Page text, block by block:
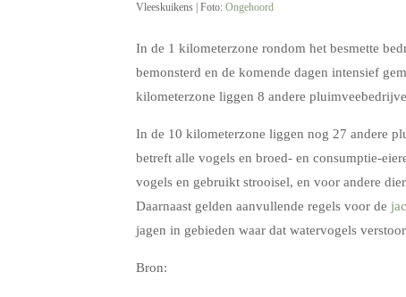
Vleeskuikens | Foto: Ongehoord
In de 1 kilometerzone rondom het besmette
bemonsterd en de komende dagen intensief
kilometerzone liggen 8 andere
In de 10 kilometerzone liggen nog 27 andere
betreft alle vogels en broed- en consumptie-
vogels en gebruikt strooisel, en voor andere
Daarnaast gelden aanvullende regels voor de
jagen in gebieden waar dat watervogels
Bron: